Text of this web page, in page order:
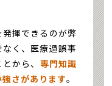
揮できるのが弊
く、医療過誤事
から、 専門知識
さがあります。